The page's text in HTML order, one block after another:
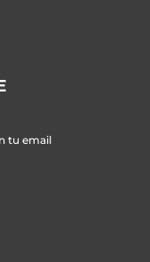
tu email